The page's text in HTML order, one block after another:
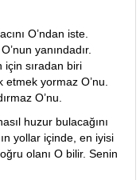
O’ndan iste.
yanındadır.
için sıradan biri
yormaz O’nu.
O’nu.
huzur bulacağını
yollar içinde, en iyisi
olanı O bilir. Senin